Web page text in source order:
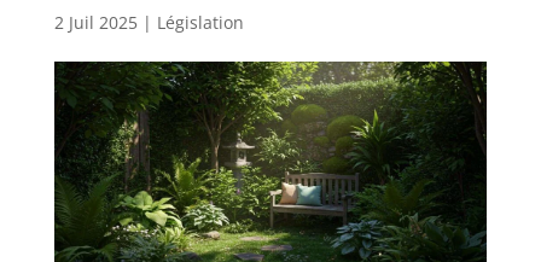
2 Juil 2025| Législation